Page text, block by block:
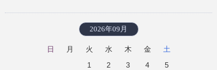
2026年09月
日 月 火 水 木 金
土
1
2 3 4 5